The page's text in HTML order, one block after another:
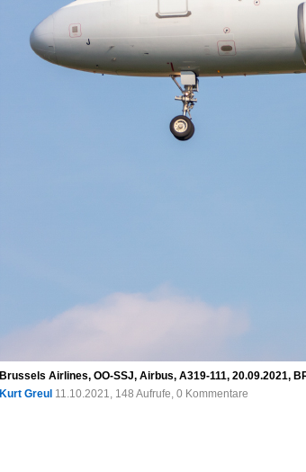
Brussels Airlines, OO-SSJ, Airbus, A319-111, 20.09.2021,
Kurt Greul 11.10.2021, 148 Aufrufe, 0 Kommentare